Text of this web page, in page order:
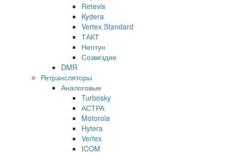
Retevis
Kydera
Vertex Standard
ТАКТ
Нептун
Созвездие
DMR
Ретрансляторы
Аналоговые
Turbosky
АСТРА
Motorola
Hytera
Vertex
ICOM